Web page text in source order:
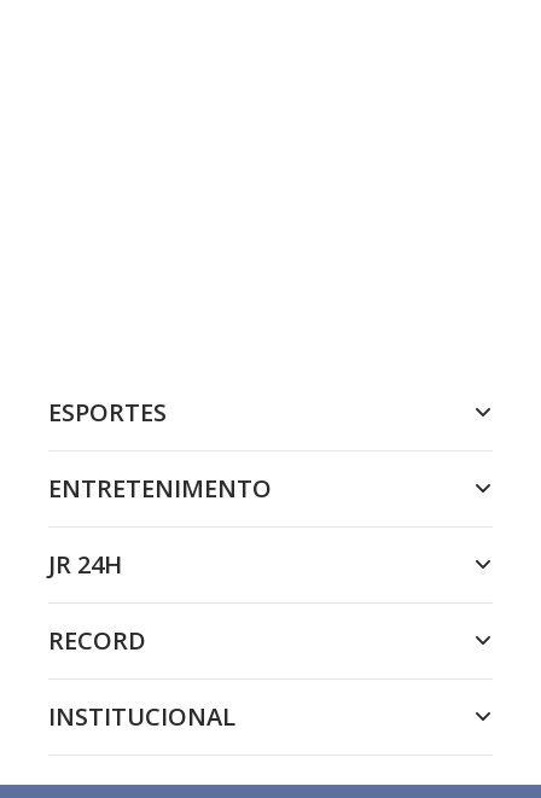
ESPORTES
ENTRETENIMENTO
JR 24H
RECORD
INSTITUCIONAL